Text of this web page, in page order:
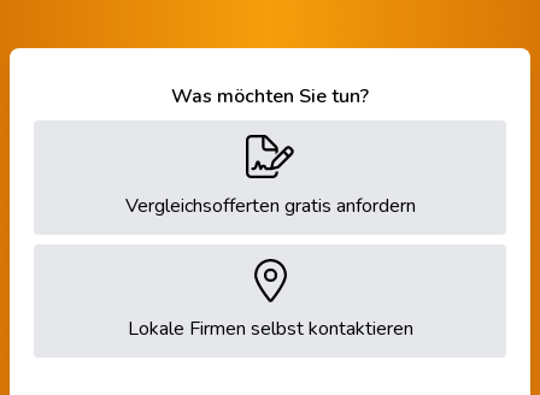
Was möchten Sie tun?
Vergleichsofferten gratis anfordern
Lokale Firmen selbst kontaktieren